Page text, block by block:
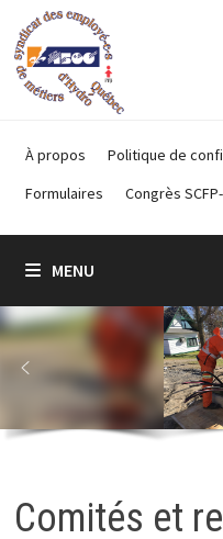
Passer
au
contenu
À propos Politique de
Formulaires
Congrès
MENU
Comités et